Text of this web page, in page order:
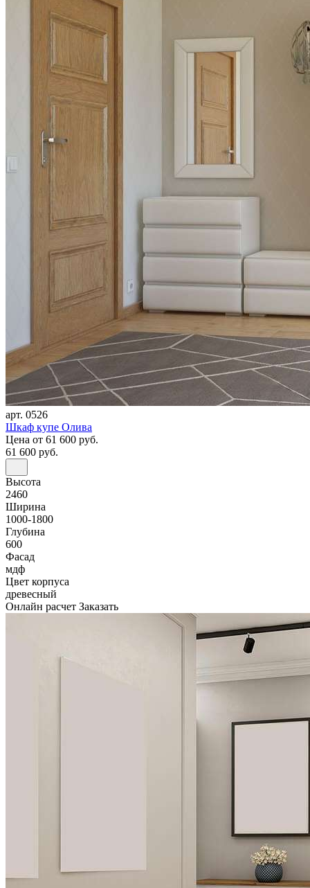
арт. 0526
Шкаф купе Олива
Цена от 61 600 руб.
61 600 руб.
Высота
2460
Ширина
1000-1800
Глубина
600
Фасад
мдф
Цвет корпуса
древесный
Онлайн расчет Заказать